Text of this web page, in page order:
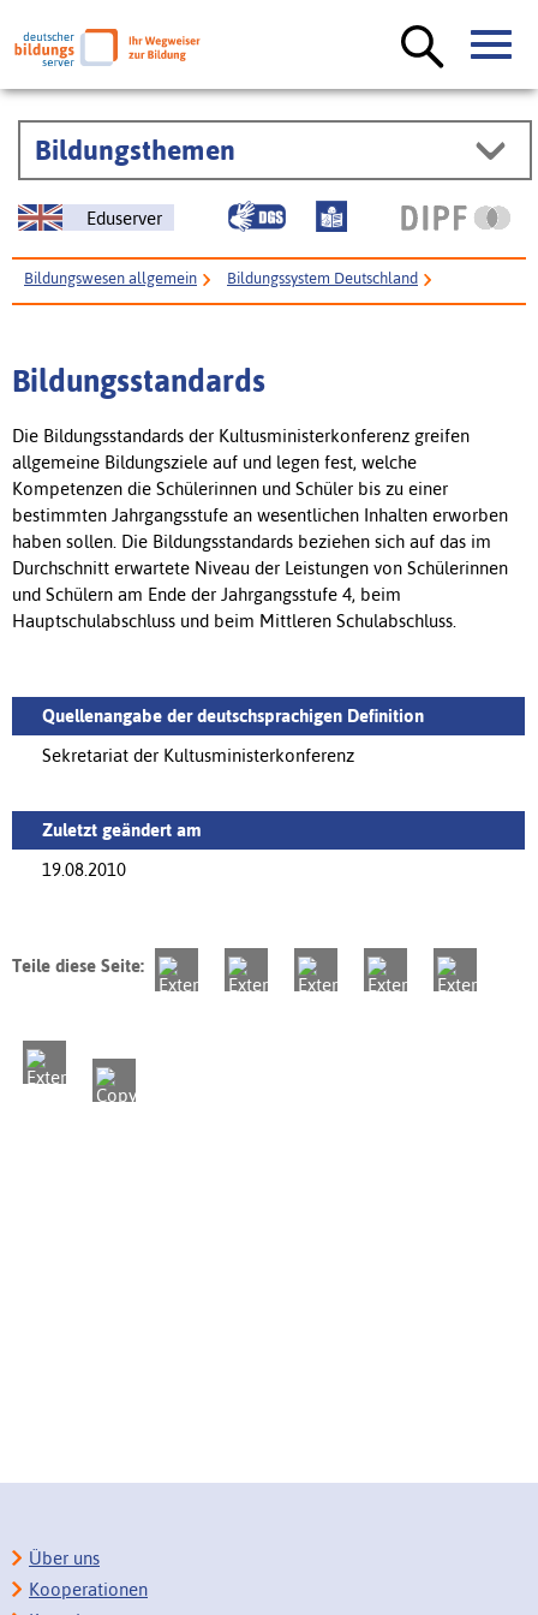
Bildungsthemen
Eduserver
Bildungswesen allgemein Bildungssystem Deutschland
Bildungsstandards
Die Bildungsstandards der Kultusministerkonferenz greifen
allgemeine Bildungsziele auf und legen fest, welche
Kompetenzen die Schülerinnen und Schüler bis zu einer
bestimmten Jahrgangsstufe an wesentlichen Inhalten erworben
haben sollen. Die Bildungsstandards beziehen sich auf das im
Durchschnitt erwartete Niveau der Leistungen von Schülerinnen
und Schülern am Ende der Jahrgangsstufe 4, beim
Hauptschulabschluss und beim Mittleren Schulabschluss.
Quellenangabe der deutschsprachigen Definition
Sekretariat der Kultusministerkonferenz
Zuletzt geändert am
19.08.2010
Teile diese Seite:
Über uns
Kooperationen